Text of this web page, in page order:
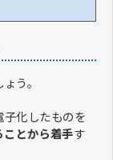
う。
化したものを
ことから着手す